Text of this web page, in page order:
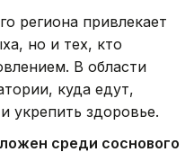
региона привлекает
но и тех, кто
В области
куда едут,
укрепить здоровье.
среди соснового